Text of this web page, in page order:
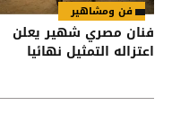
فن ومشاهير
فنان مصري شهير يعلن
اعتزاله التمثيل نهائيا